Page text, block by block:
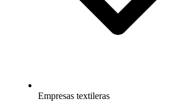
Empresas textileras